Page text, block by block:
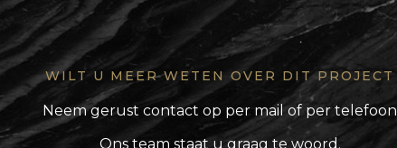
WILT U MEER WETEN OVER DIT PROJECT
Neem gerust contact op per mail of per telefoon
Ons team staat u graag te woord.